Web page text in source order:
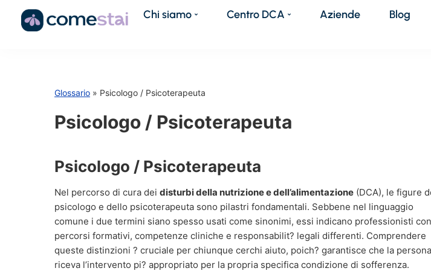
Chi siamo Centro DCA Aziende Blog
Glossario » Psicologo / Psicoterapeuta
Psicologo / Psicoterapeuta
Psicologo / Psicoterapeuta
Nel percorso di cura dei disturbi della nutrizione e dell’alimentazione (DCA), le figure
psicologo e dello psicoterapeuta sono pilastri fondamentali. Sebbene nel linguaggio
comune i due termini siano spesso usati come sinonimi, essi indicano professionisti con
percorsi formativi, competenze cliniche e responsabilit? legali differenti. Comprendere
queste distinzioni ? cruciale per chiunque cerchi aiuto, poich? garantisce che la persona
riceva l’intervento pi? appropriato per la propria specifica condizione di sofferenza.